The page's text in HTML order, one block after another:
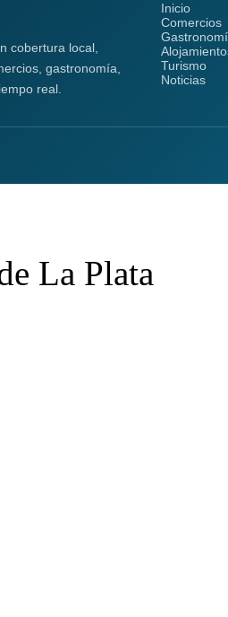
cobertura local,
gastronomía,
real.
Inicio
Comercios
Turismo
Noticias
La Plata